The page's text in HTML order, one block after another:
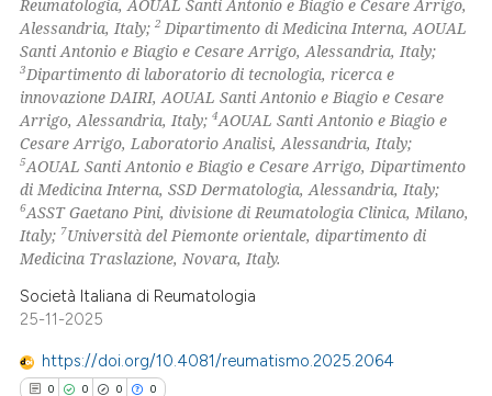
Reumatologia, AOUAL Santi Antonio e Biagio e Cesare Arrigo,
Alessandria, Italy;2 Dipartimento di Medicina Interna, AOUAL
Santi Antonio e Biagio e Cesare Arrigo, Alessandria, Italy;
3Dipartimento di laboratorio di tecnologia, ricerca e
innovazione DAIRI, AOUAL Santi Antonio e Biagio e Cesare
Arrigo, Alessandria, Italy;4AOUAL Santi Antonio e Biagio e
Cesare Arrigo, Laboratorio Analisi, Alessandria, Italy;
5AOUAL Santi Antonio e Biagio e Cesare Arrigo, Dipartimento
di Medicina Interna, SSD Dermatologia, Alessandria, Italy;
6ASST Gaetano Pini, divisione di Reumatologia Clinica, Milano,
Italy; 7Università del Piemonte orientale, dipartimento di
Medicina Traslazione, Novara, Italy.
Società Italiana di Reumatologia
25-11-2025
https://doi.org/10.4081/reumatismo.2025.2064
0 0 0 0